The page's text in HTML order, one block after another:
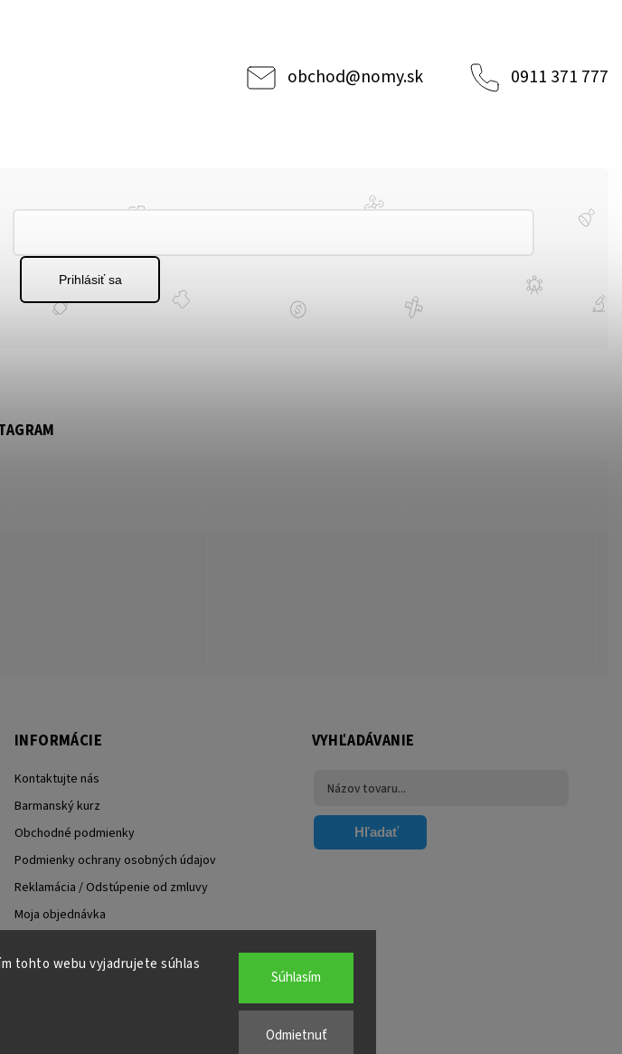
tohto webu vyjadrujete súhlas
Odmietnuť
Súhlasím
obchod@nomy.sk 0911 371 777
INFORMÁCIE
Kontaktujte nás
Barmanský kurz
Obchodné podmienky
Podmienky ochrany osobných údajov
Reklamácia / Odstúpenie od zmluvy
Moja objednávka
Prihlásiť sa
VYHĽADÁVANIE
Hľadať